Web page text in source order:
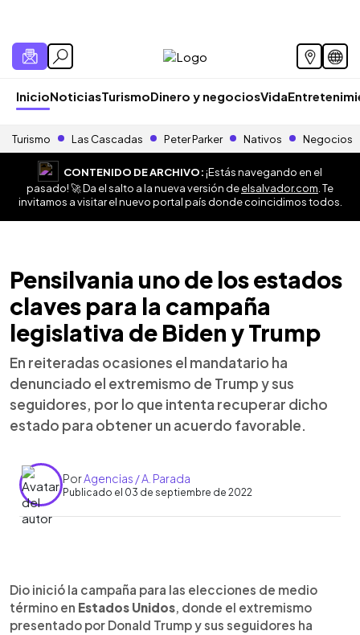
InicioNoticiasTurismoDinero y negociosVida
Turismo Las Cascadas Peter Parker Nativos Negocios
CONTENIDO DE ARCHIVO:¡Estás navegando en el
pasado! 🚀 Da el salto a la nueva versión deelsalvador.com . Te
invitamos a visitar el nuevo portal país donde coincidimos todos.
Pensilvania uno de los estados
claves para la campaña
legislativa de Biden y Trump
En reiteradas ocasiones el mandatario ha
denunciado el extremismo de Trump y sus
seguidores, por lo que intenta recuperar dicho
estado para obtener un acuerdo favorable.
PorAgencias / A. Parada
Publicado el 03 de septiembre de 2022
► Escuchar artículo
Dio inició la campaña para las elecciones de medio
término en Estados Unidos, donde el extremismo
presentado por Donald Trump y sus seguidores ha